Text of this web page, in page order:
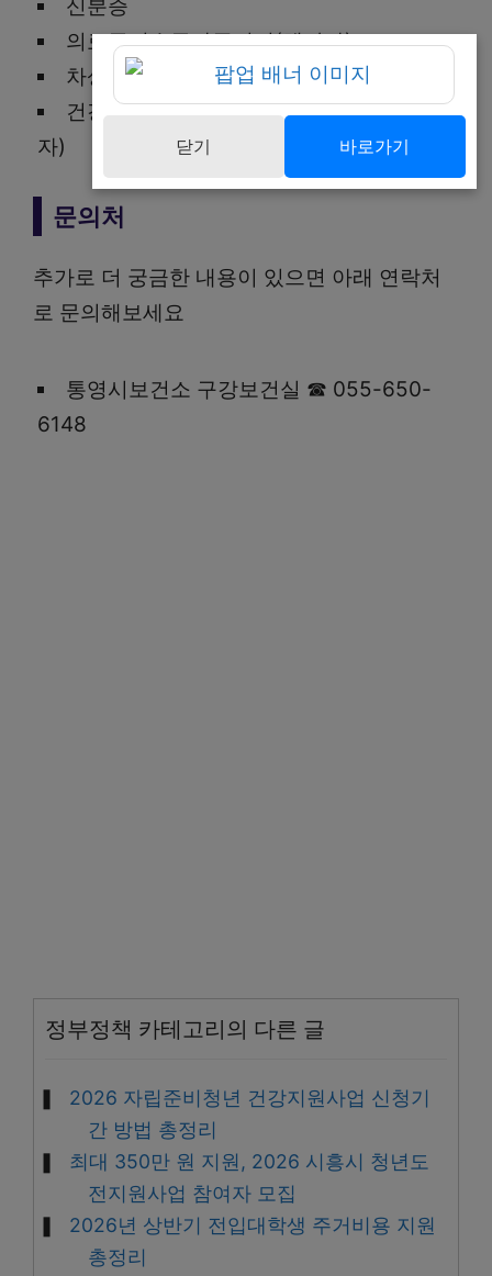
신분증
의료급여수급자증명서(해당자)
차상위증명서(해당자)
건강보험 자격확인서 및 납부확인서(해당
자)
문의처
추가로 더 궁금한 내용이 있으면 아래 연락처
로 문의해보세요
통영시보건소 구강보건실 ☎ 055-650-
6148
정부정책 카테고리의 다른 글
2026 자립준비청년 건강지원사업 신청기
간 방법 총정리
최대 350만 원 지원, 2026 시흥시 청년도
전지원사업 참여자 모집
2026년 상반기 전입대학생 주거비용 지원
총정리
닫기 바로가기